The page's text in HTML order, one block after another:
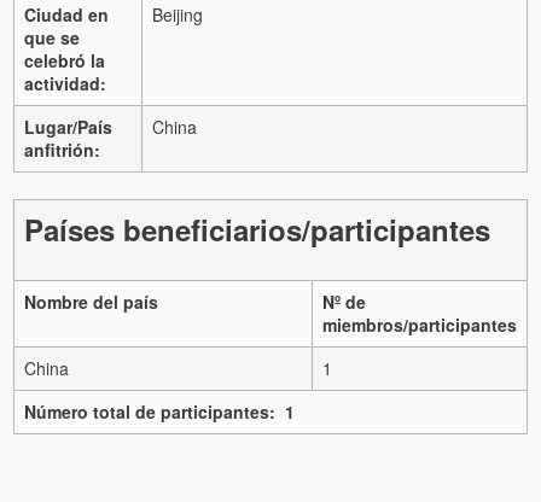
Ciudad en
que se
celebró la
actividad:
Beijing
Lugar/País
anfitrión:
China
Países beneficiarios/participantes
Nombre del país
Nº de
miembros/participantes
China
1
Número total de participantes: 1